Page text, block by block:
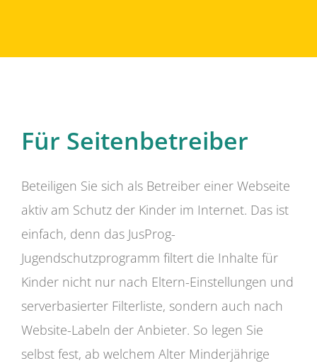
Für Seitenbetreiber
Beteiligen Sie sich als Betreiber einer Webseite
aktiv am Schutz der Kinder im Internet. Das ist
einfach, denn das JusProg-
Jugendschutzprogramm filtert die Inhalte für
Kinder nicht nur nach Eltern-Einstellungen und
serverbasierter Filterliste, sondern auch nach
Website-Labeln der Anbieter. So legen Sie
selbst fest, ab welchem Alter Minderjährige